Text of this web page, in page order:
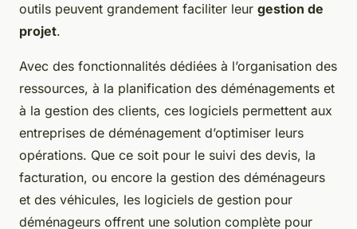
outils peuvent grandement faciliter leur gestion de
projet.
Avec des fonctionnalités dédiées à l’organisation des
ressources, à la planification des déménagements et
à la gestion des clients, ces logiciels permettent aux
entreprises de déménagement d’optimiser leurs
opérations. Que ce soit pour le suivi des devis, la
facturation, ou encore la gestion des déménageurs
et des véhicules, les logiciels de gestion pour
déménageurs offrent une solution complète pour